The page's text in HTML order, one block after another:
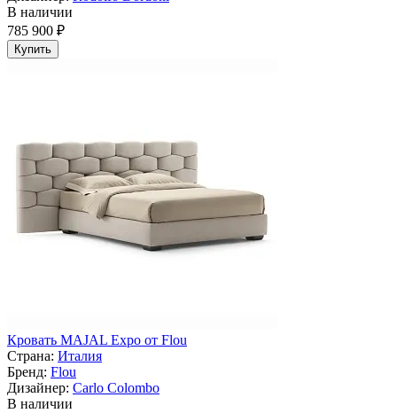
В наличии
785 900 ₽
Купить
Кровать MAJAL Expo от Flou
Страна: Италия
Бренд: Flou
Дизайнер: Carlo Colombo
В наличии